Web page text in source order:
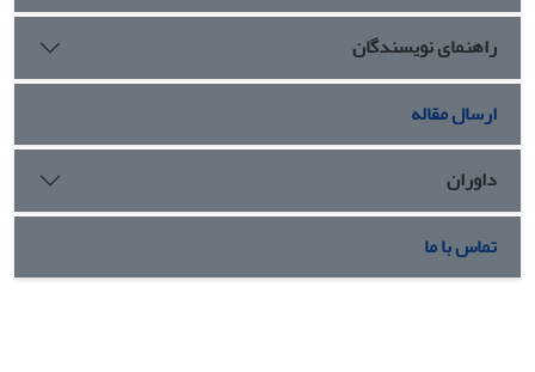
راهنمای نویسندگان
ارسال مقاله
داوران
تماس با ما